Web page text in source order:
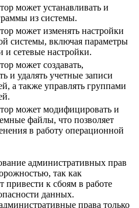
может устанавливать и
из системы.
может изменять настройки
системы, включая параметры
и сетевые настройки.
может создавать,
и удалять учетные записи
а также управлять группами
может модифицировать и
файлы, что позволяет
в работу операционной
административных прав
так как
привести к сбоям в работе
данных.
права только